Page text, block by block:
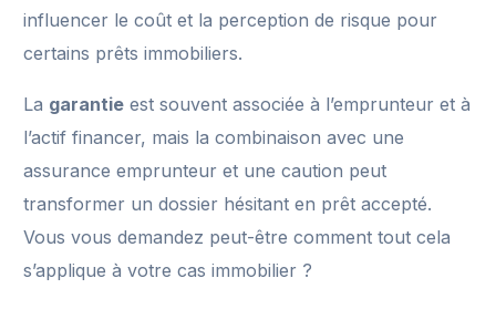
influencer le coût et la perception de risque pour
certains prêts immobiliers.
La garantie est souvent associée à l’emprunteur et à
l’actif financer, mais la combinaison avec une
assurance emprunteur et une caution peut
transformer un dossier hésitant en prêt accepté.
Vous vous demandez peut-être comment tout cela
s’applique à votre cas immobilier ?